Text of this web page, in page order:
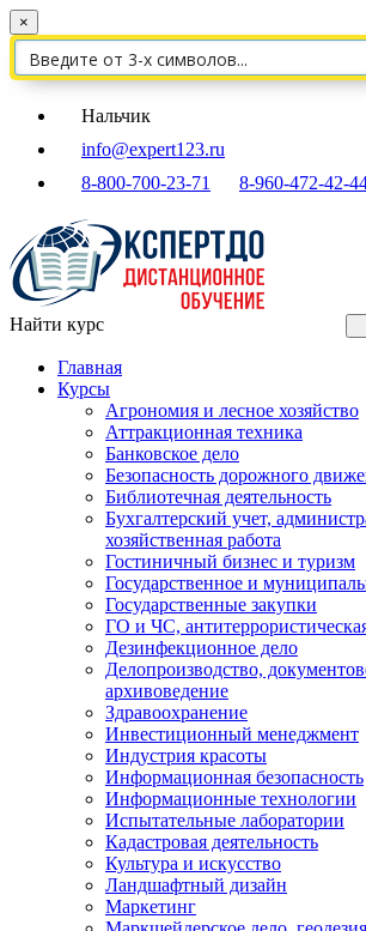
×
Нальчик
info@expert123.ru
8-800-700-23-71
8-960-472-42-
Найти курс
Главная
Курсы
Агрономия и лесное хозяйство
Аттракционная техника
Банковское дело
Безопасность дорожного
Библиотечная деятельность
Бухгалтерский учет,
хозяйственная работа
Гостиничный бизнес и туризм
Государственное и
Государственные закупки
ГО и ЧС,
Дезинфекционное дело
Делопроизводство,
архивоведение
Здравоохранение
Инвестиционный менеджмент
Индустрия красоты
Информационная безопасность
Информационные технологии
Испытательные лаборатории
Кадастровая деятельность
Культура и искусство
Ландшафтный дизайн
Маркетинг